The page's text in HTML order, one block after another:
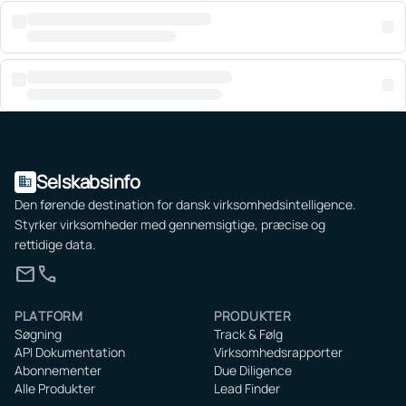
domain Selskabsinfo
Den førende destination for dansk virksomhedsintelligence.
Styrker virksomheder med gennemsigtige, præcise og
rettidige data.
mailcall
PLATFORM
Søgning
API Dokumentation
Abonnementer
Alle Produkter
PRODUKTER
Track & Følg
Virksomhedsrapporter
Due Diligence
Lead Finder